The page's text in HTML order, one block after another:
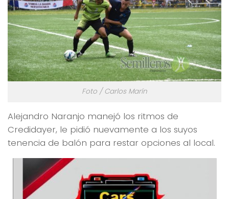
Foto / Carlos Marín
Alejandro Naranjo manejó los ritmos de
Credidayer, le pidió nuevamente a los suyos
tenencia de balón para restar opciones al local.